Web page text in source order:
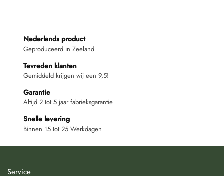
Nederlands product
Geproduceerd in Zeeland
Tevreden klanten
Gemiddeld krijgen wij een 9,5!
Garantie
Altijd 2 tot 5 jaar fabrieksgarantie
Snelle levering
Binnen 15 tot 25 Werkdagen
Service